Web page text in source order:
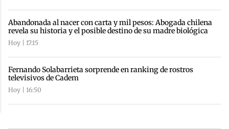
Abandonada al nacer con carta y mil pesos: Abogada chilena
revela su historia y el posible destino de su madre biológica
Hoy | 17:15
Fernando Solabarrieta sorprende en ranking de rostros
televisivos de Cadem
Hoy | 16:50